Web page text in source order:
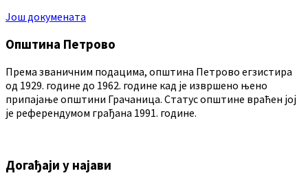
Још докумената
Општина Петрово
Према званичним подацима, општина Петрово егзистира
од 1929. године до 1962. године кад је извршено њено
припајање општини Грачаница. Статус општине враћен јој
је референдумом грађана 1991. године.
Догађаји у најави